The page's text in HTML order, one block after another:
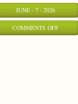
JUNE - 7 - 2026
COMMENTS OFFON